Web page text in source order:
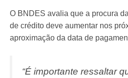
O BNDES avalia que a procura
de crédito deve aumentar nos
aproximação da data de
“É importante ressaltar